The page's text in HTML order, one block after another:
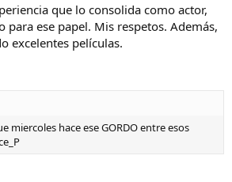
que lo consolida como actor,
para ese papel. Mis respetos. Además,
excelentes películas.
miercoles hace ese GORDO entre esos